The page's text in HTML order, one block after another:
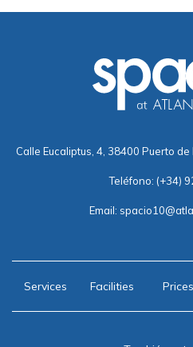
Calle Eucaliptus, 4, 38400 Puerto
Teléfono: (+34)
Email:
Services Facilities Prices